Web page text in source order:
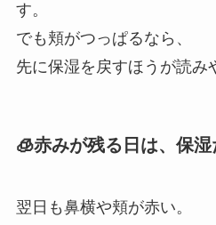
す。
でも頬がつっぱるなら、
先に保湿を戻すほうが読み
🧊赤みが残る日は、保
翌日も鼻横や頬が赤い。